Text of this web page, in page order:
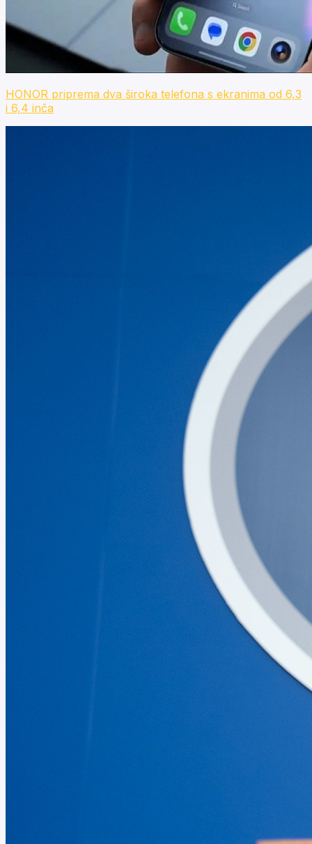
HONOR priprema dva široka telefona s ekranima od 6,3
i 6,4 inča